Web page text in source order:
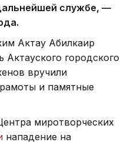
службе, —
Актау Абилкаир
Актауского городского
вручили
и памятные
миротворческих
нападение на